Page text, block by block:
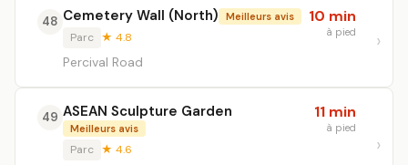
48 Cemetery Wall (North) Meilleurs avis
Parc ★ 4.8
Percival Road
10 min
à pied
49 ASEAN Sculpture Garden
Meilleurs avis
Parc ★ 4.6
11 min
à pied